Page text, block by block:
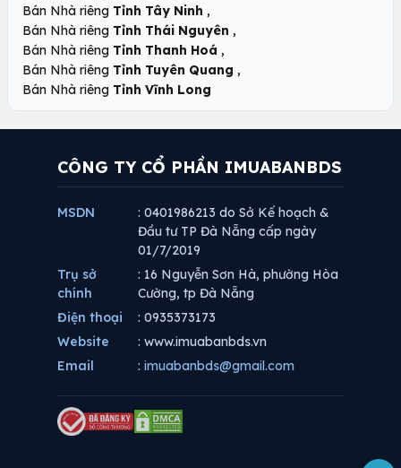
Bán Nhà riêng Tỉnh Tây Ninh ,
Bán Nhà riêng Tỉnh Thái Nguyên ,
Bán Nhà riêng Tỉnh Thanh Hoá ,
Bán Nhà riêng Tỉnh Tuyên Quang ,
Bán Nhà riêng Tỉnh Vĩnh Long
CÔNG TY CỔ PHẦN IMUABANBDS
MSDN
: 0401986213 do Sở Kế hoạch &
Đầu tư TP Đà Nẵng cấp ngày
01/7/2019
Trụ sở
chính
: 16 Nguyễn Sơn Hà, phường Hòa
Cường, tp Đà Nẵng
Điện thoại
: 0935373173
Website
: www.imuabanbds.vn
Email
: imuabanbds@gmail.com